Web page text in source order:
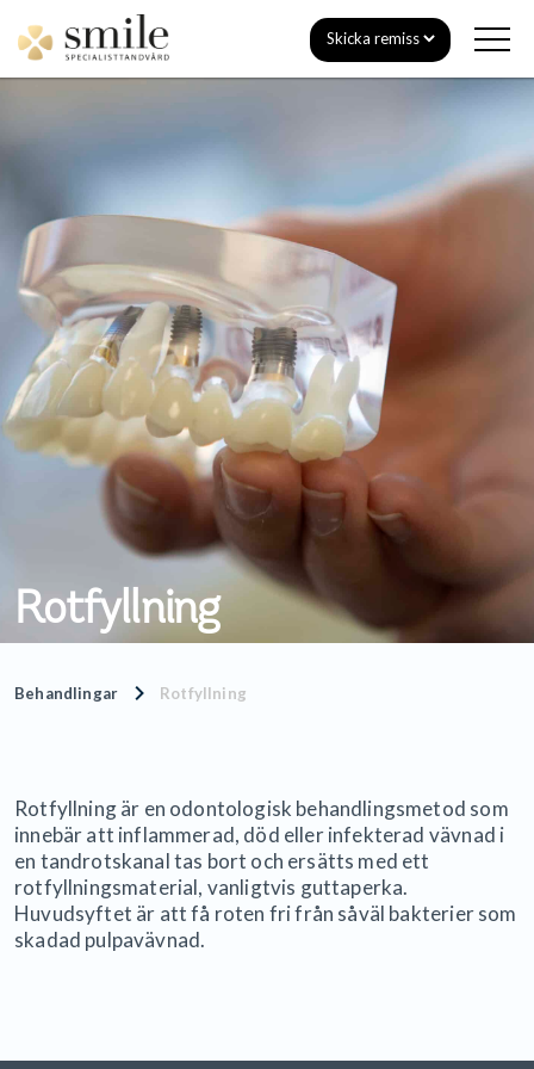
Rotfyllning
Behandlingar Rotfyllning
Rotfyllning är en odontologisk behandlingsmetod som
innebär att inflammerad, död eller infekterad vävnad i
en tandrotskanal tas bort och ersätts med ett
rotfyllningsmaterial, vanligtvis guttaperka.
Huvudsyftet är att få roten fri från såväl bakterier som
skadad pulpavävnad.